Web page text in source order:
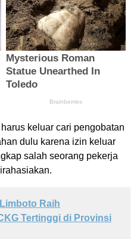
keluar cari pengobatan
dulu karena izin keluar
salah seorang pekerja
Raih
Tertinggi di Provinsi